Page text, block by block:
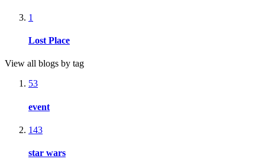
1
Lost Place
View all blogs by tag
53
event
143
star wars